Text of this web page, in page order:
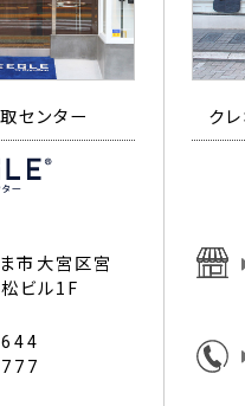
センター
市大宮区宮
ビル1F
ク